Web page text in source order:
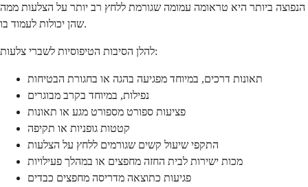
הנפוצה ביותר היא טראומה עמומה שגורמת ללחץ רב יותר על הצלעות ממה
שהן יכולות לעמוד בו.
להלן הסיבות הטיפוסיות לשברי צלעות:
תאונות דרכים, במיוחד מפגיעה בהגה או בחגורת הבטיחות
נפילות, במיוחד בקרב מבוגרים
פציעות ספורט מספורט מגע או תאונות
קטטות גופניות או תקיפה
התקפי שיעול קשים שגורמים ללחץ על הצלעות
מכות ישירות לבית החזה מחפצים או במהלך פעילויות
פגיעות כתוצאה מדריסה מחפצים כבדים